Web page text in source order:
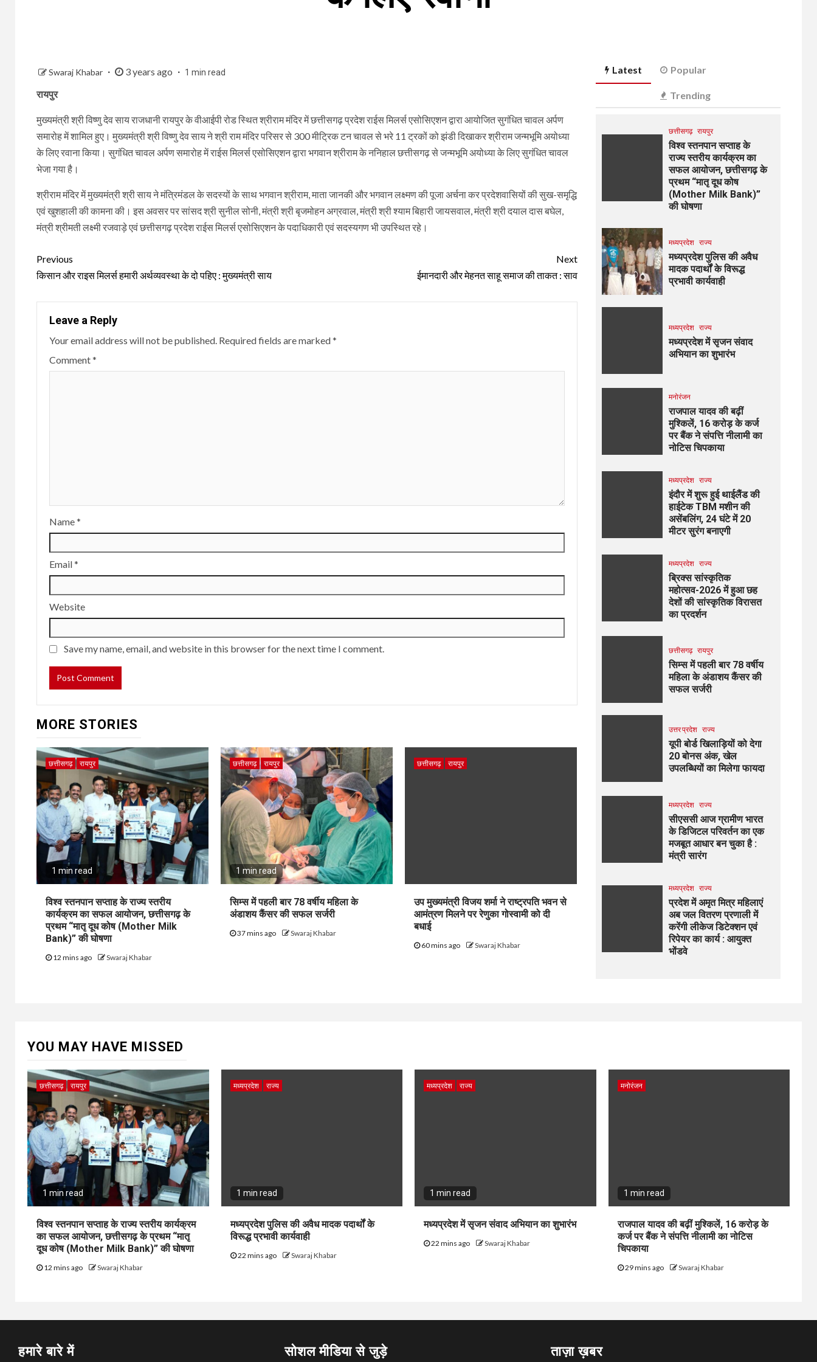
Swaraj Khabar 3 years ago 1 min read
रायपुर
मुख्यमंत्री श्री विष्णु देव साय राजधानी रायपुर के वीआईपी रोड स्थित श्रीराम मंदिर में छत्तीसगढ़ प्रदेश राईस मिलर्स एसोसिएशन द्वारा आयोजित सुगंधित चावल अर्पण
समारोह में शामिल हुए। मुख्यमंत्री श्री विष्णु देव साय ने श्री राम मंदिर परिसर से 300 मीट्रिक टन चावल से भरे 11 ट्रकों को झंडी दिखाकर श्रीराम जन्मभूमि अयोध्या
के लिए रवाना किया। सुगंधित चावल अर्पण समारोह में राईस मिलर्स एसोसिएशन द्वारा भगवान श्रीराम के ननिहाल छत्तीसगढ़ से जन्मभूमि अयोध्या के लिए सुगंधित चावल
भेजा गया है।
श्रीराम मंदिर में मुख्यमंत्री श्री साय ने मंत्रिमंडल के सदस्यों के साथ भगवान श्रीराम, माता जानकी और भगवान लक्ष्मण की पूजा अर्चना कर प्रदेशवासियों की सुख-समृद्धि
एवं खुशहाली की कामना की। इस अवसर पर सांसद श्री सुनील सोनी, मंत्री श्री बृजमोहन अग्रवाल, मंत्री श्री श्याम बिहारी जायसवाल, मंत्री श्री दयाल दास बघेल,
मंत्री श्रीमती लक्ष्मी रजवाड़े एवं छत्तीसगढ़ प्रदेश राईस मिलर्स एसोसिएशन के पदाधिकारी एवं सदस्यगण भी उपस्थित रहे।
Continue
Reading
Previous
किसान और राइस मिलर्स हमारी अर्थव्यवस्था के दो पहिए : मुख्यमंत्री साय
Next
ईमानदारी और मेहनत साहू समाज की ताकत : साव
Leave a Reply
Your email address will not be published. Required fields are marked*
Comment*
Name*
Email*
Website
Save my name, email, and website in this browser for the next time I comment.
MORE STORIES
छत्तीसगढ़ रायपुर
1 min read
विश्व स्तनपान सप्ताह के राज्य स्तरीय
कार्यक्रम का सफल आयोजन, छत्तीसगढ़ के
प्रथम “मातृ दूध कोष (Mother Milk
Bank)” की घोषणा
12 mins ago Swaraj Khabar
छत्तीसगढ़ रायपुर
1 min read
सिम्स में पहली बार 78 वर्षीय महिला के
अंडाशय कैंसर की सफल सर्जरी
37 mins ago Swaraj Khabar
छत्तीसगढ़ रायपुर
उप मुख्यमंत्री विजय शर्मा ने राष्ट्रपति भवन से
आमंत्रण मिलने पर रेणुका गोस्वामी को दी
बधाई
60 mins ago Swaraj Khabar
Latest Popular
Trending
छत्तीसगढ़ रायपुर
विश्व स्तनपान सप्ताह के
राज्य स्तरीय कार्यक्रम का
सफल आयोजन, छत्तीसगढ़ के
प्रथम “मातृ दूध कोष
(Mother Milk Bank)”
की घोषणा
मध्यप्रदेश राज्य
मध्यप्रदेश पुलिस की अवैध
मादक पदार्थों के विरूद्ध
प्रभावी कार्यवाही
मध्यप्रदेश राज्य
मध्यप्रदेश में सृजन संवाद
अभियान का शुभारंभ
मनोरंजन
राजपाल यादव की बढ़ीं
मुश्किलें, ₹16 करोड़ के कर्ज
पर बैंक ने संपत्ति नीलामी का
नोटिस चिपकाया
मध्यप्रदेश राज्य
इंदौर में शुरू हुई थाईलैंड की
हाईटेक TBM मशीन की
असेंबलिंग, 24 घंटे में 20
मीटर सुरंग बनाएगी
मध्यप्रदेश राज्य
ब्रिक्स सांस्कृतिक
महोत्सव-2026 में हुआ छह
देशों की सांस्कृतिक विरासत
का प्रदर्शन
छत्तीसगढ़ रायपुर
सिम्स में पहली बार 78 वर्षीय
महिला के अंडाशय कैंसर की
सफल सर्जरी
उत्तर प्रदेश राज्य
यूपी बोर्ड खिलाड़ियों को देगा
20 बोनस अंक, खेल
उपलब्धियों का मिलेगा फायदा
मध्यप्रदेश राज्य
सीएससी आज ग्रामीण भारत
के डिजिटल परिवर्तन का एक
मजबूत आधार बन चुका है :
मंत्री सारंग
मध्यप्रदेश राज्य
प्रदेश में अमृत मित्र महिलाएं
अब जल वितरण प्रणाली में
करेंगी लीकेज डिटेक्शन एवं
रिपेयर का कार्य : आयुक्त
भोंडवे
YOU MAY HAVE MISSED
छत्तीसगढ़ रायपुर
1 min read
विश्व स्तनपान सप्ताह के राज्य स्तरीय कार्यक्रम
का सफल आयोजन, छत्तीसगढ़ के प्रथम “मातृ
दूध कोष (Mother Milk Bank)” की घोषणा
12 mins ago Swaraj Khabar
मध्यप्रदेश राज्य
1 min read
मध्यप्रदेश पुलिस की अवैध मादक पदार्थों के
विरूद्ध प्रभावी कार्यवाही
22 mins ago Swaraj Khabar
मध्यप्रदेश राज्य
1 min read
मध्यप्रदेश में सृजन संवाद अभियान का शुभारंभ
22 mins ago Swaraj Khabar
मनोरंजन
1 min read
राजपाल यादव की बढ़ीं मुश्किलें, ₹16 करोड़ के
कर्ज पर बैंक ने संपत्ति नीलामी का नोटिस
चिपकाया
29 mins ago Swaraj Khabar
हमारे बारे में सोशल मीडिया से जुड़े ताज़ा ख़बर